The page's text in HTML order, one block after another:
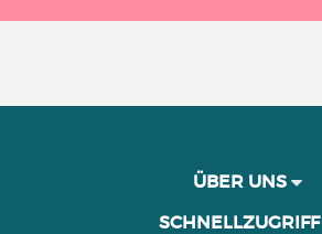
ÜBER UNS
SCHNELLZUGRIFF